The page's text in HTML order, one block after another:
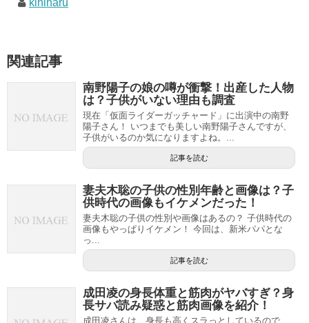
関連記事
南野陽子の娘の噂が衝撃！出産した人物
は？子供がいない理由も調査
現在「仮面ライダーガッチャード」に出演中の南野
陽子さん！ いつまでも美しい南野陽子さんですが、
子供がいるのか気になりますよね。...
記事を読む
妻夫木聡の子供の性別年齢と画像は？子
供時代の画像もイケメンだった！
妻夫木聡の子供の性別や画像はあるの？ 子供時代の
画像もやっぱりイケメン！ 今回は、新米パパとな
っ...
記事を読む
成田凌の身長体重と筋肉がヤバすぎ？身
長サバ読み疑惑と筋肉画像を紹介！
成田凌さんは、身長も高くスラっとしているので、